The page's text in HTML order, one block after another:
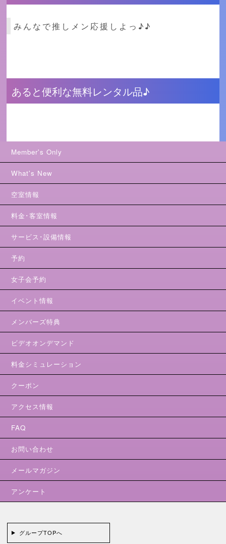
みんなで推しメン応援しよっ♪♪
あると便利な無料レンタル品♪
Member's Only
What's New
空室情報
料金･客室情報
サービス･設備情報
予約
女子会予約
イベント情報
メンバーズ特典
ビデオオンデマンド
料金シミュレーション
クーポン
アクセス情報
FAQ
お問い合わせ
メールマガジン
アンケート
グループTOPへ